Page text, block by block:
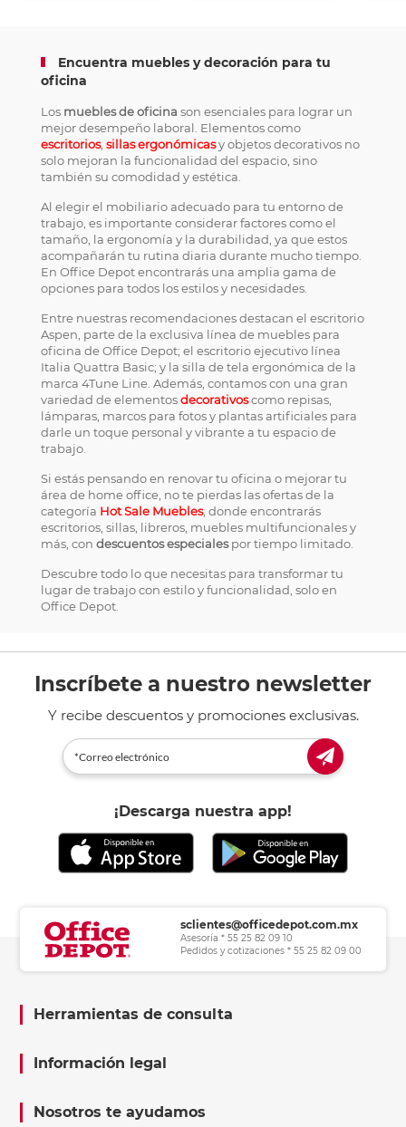
Encuentra muebles y decoración para tu
oficina
Los muebles de oficina son esenciales para lograr un
mejor desempeño laboral. Elementos como
escritorios, sillas ergonómicasy objetos decorativos no
solo mejoran la funcionalidad del espacio, sino
también su comodidad y estética.
Al elegir el mobiliario adecuado para tu entorno de
trabajo, es importante considerar factores como el
tamaño, la ergonomía y la durabilidad, ya que estos
acompañarán tu rutina diaria durante mucho tiempo.
En Office Depot encontrarás una amplia gama de
opciones para todos los estilos y necesidades.
Entre nuestras recomendaciones destacan el escritorio
Aspen, parte de la exclusiva línea de muebles para
oficina de Office Depot; el escritorio ejecutivo línea
Italia Quattra Basic; y la silla de tela ergonómica de la
marca 4Tune Line. Además, contamos con una gran
variedad de elementosdecorativoscomo repisas,
lámparas, marcos para fotos y plantas artificiales para
darle un toque personal y vibrante a tu espacio de
trabajo.
Si estás pensando en renovar tu oficina o mejorar tu
área de home office, no te pierdas las ofertas de la
categoría Hot Sale Muebles, donde encontrarás
escritorios, sillas, libreros, muebles multifuncionales y
más, con descuentos especialespor tiempo limitado.
Descubre todo lo que necesitas para transformar tu
lugar de trabajo con estilo y funcionalidad, solo en
Office Depot.
Inscríbete a nuestro newsletter
Y recibe descuentos y promociones exclusivas.
¡Descarga nuestra app!
sclientes@officedepot.com.mx
Asesoría * 55 25 82 09 10
Pedidos y cotizaciones * 55 25 82 09 00
Herramientas de consulta
Información legal
Nosotros te ayudamos